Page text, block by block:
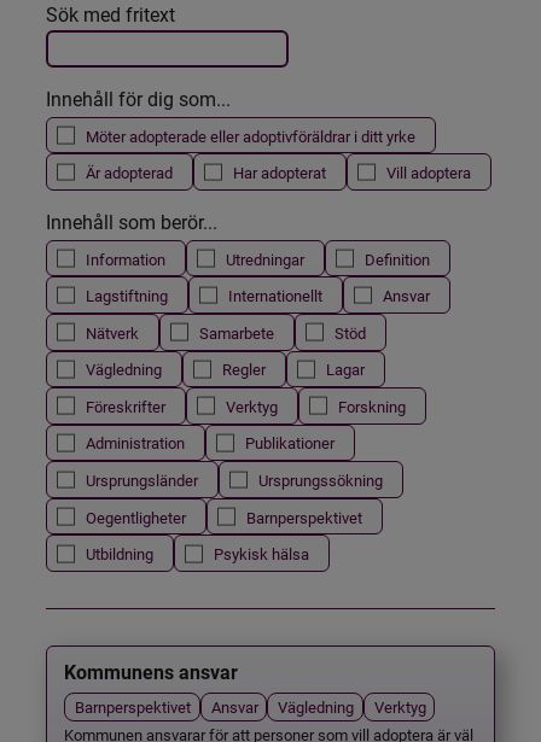
Filtrera resultatet
Det här formuläret postas automatiskt
Sök med fritext
Innehåll för dig som...
Möter adopterade eller adoptivföräldrar i ditt yrke
Är adopterad
Har adopterat Vill adoptera
Innehåll som berör...
Information Utredningar
Definition
Lagstiftning
Internationellt
Ansvar
Nätverk
Samarbete
Stöd
Vägledning
Regler
Lagar
Föreskrifter
Verktyg
Forskning
Administration
Publikationer
Ursprungsländer
Ursprungssökning
Oegentligheter
Barnperspektivet
Utbildning
Psykisk hälsa
Kommunens ansvar
Barnperspektivet Ansvar Vägledning
Verktyg
Kommunen ansvarar för att personer som vill adoptera är väl